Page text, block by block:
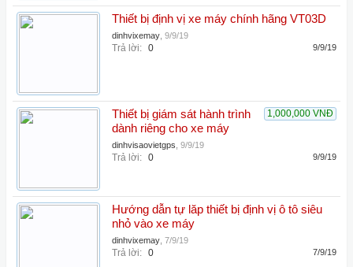
Thiết bị định vị xe máy chính hãng VT03D
dinhvixemay 9/9/19
Trả lời: 0 9/9/19
1,000,000 VNĐ
Thiết bị giám sát hành trình
dành riêng cho xe máy
dinhvisaovietgps 9/9/19
Trả lời: 0 9/9/19
Hướng dẫn tự lăp thiết bị định vị ô tô siêu
nhỏ vào xe máy
dinhvixemay 7/9/19
Trả lời: 0 7/9/19